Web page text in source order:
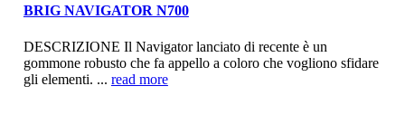
BRIG NAVIGATOR N700
DESCRIZIONE Il Navigator lanciato di recente è un
gommone robusto che fa appello a coloro che vogliono sfidare
gli elementi. ... read more